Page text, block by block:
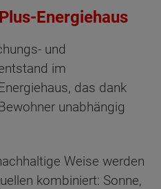
Energiehaus
und
im
das dank
unabhängig
Weise werden
kombiniert: Sonne,